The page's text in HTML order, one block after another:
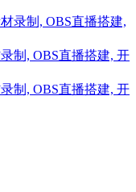
制, OBS直播搭建, 开
制, OBS直播搭建, 开